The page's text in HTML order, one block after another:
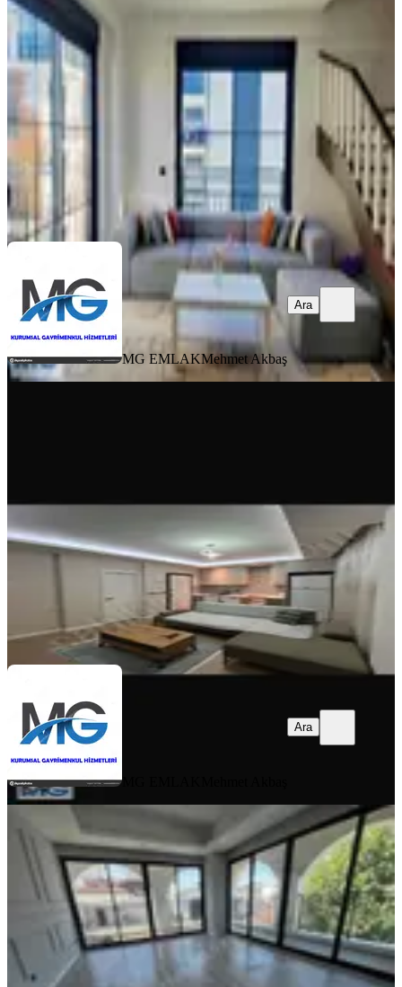
Site İçinde 2+1 Dublex Daire
Manavgat, Side Mahallesi
125 m²·2. Kat·05.08.2026
MG EMLAK
Ara
MG EMLAKMehmet Akbaş
Ara
Mehmet Akbaş
Ara
Ara
Aşağıhisarda Kiralık 2.5+1 Dubleks
Daire
Manavgat, A. Hisar Mahallesi
2.5+1 ·130 m²· 3. Kat·05.08.2026
45.000 ₺